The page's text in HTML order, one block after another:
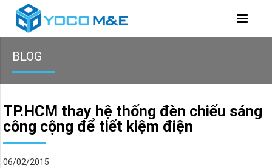
BLOG
TP.HCM thay hệ thống đèn chiếu sáng
công cộng để tiết kiệm điện
06/02/2015